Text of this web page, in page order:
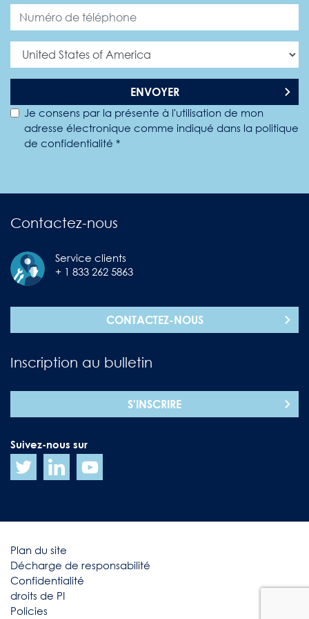
ENVOYER
Je consens par la présente à l'utilisation de mon
adresse électronique comme indiqué dans la politique
de confidentialité *
Contactez-nous
Service clients
+ 1 833 262 5863
CONTACTEZ-NOUS
Inscription au bulletin
S'INSCRIRE
Suivez-nous sur
Plan du site
Décharge de responsabilité
Confidentialité
droits de PI
Policies